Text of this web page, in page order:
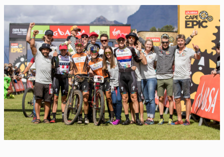
Cookies management
panel
By allowing these third party services, you accept their
cookies and the use of tracking technologies necessary for
their proper functioning.